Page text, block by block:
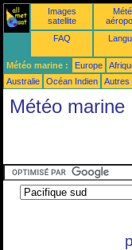
Images
satellite
FAQ
Météo marine : Europe
Australie
Océan Indien Autres
Météo